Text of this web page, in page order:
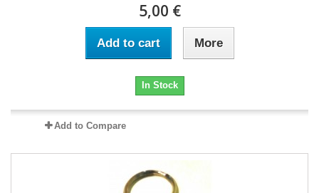
5,00 €
Add to cart More
In Stock
Add to Compare